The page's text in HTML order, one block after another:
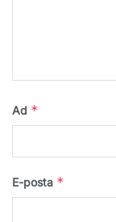
Ad *
E-posta *